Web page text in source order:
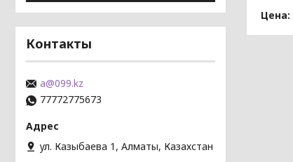
Цена:
Контакты
a@099.kz
77772775673
ул. Казыбаева 1, Алматы, Казахстан